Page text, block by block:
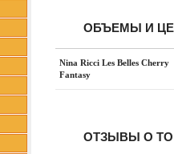
ОБЪЕМЫ И
Nina Ricci Les Belles Cherry
Fantasy
ОТЗЫВЫ О